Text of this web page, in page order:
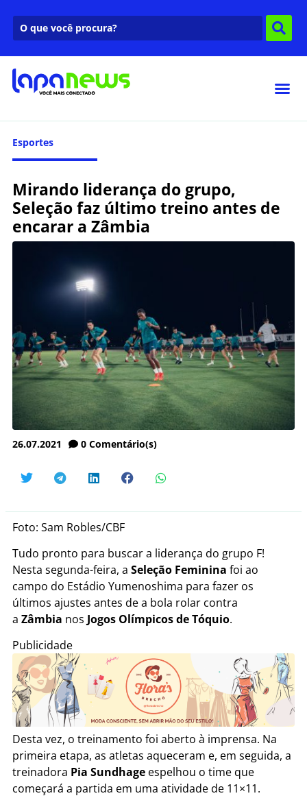
Esportes
Mirando liderança do grupo,
Seleção faz último treino antes de
encarar a Zâmbia
26.07.2021 0 Comentário(s)
Foto: Sam Robles/CBF
Tudo pronto para buscar a liderança do grupo F!
Nesta segunda-feira, a Seleção Feminina foi ao
campo do Estádio Yumenoshima para fazer os
últimos ajustes antes de a bola rolar contra
a Zâmbia nos Jogos Olímpicos de Tóquio.
Publicidade
Desta vez, o treinamento foi aberto à imprensa. Na
primeira etapa, as atletas aqueceram e, em seguida, a
treinadora Pia Sundhage espelhou o time que
começará a partida em uma atividade de 11×11.